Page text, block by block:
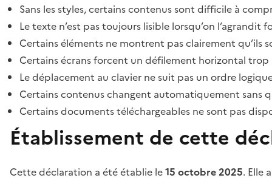
Sans les styles, certains contenus sont difficile à
Le texte n’est pas toujours lisible lorsqu’on l’agrandit
Certains éléments ne montrent pas clairement qu’ils
Certains écrans forcent un défilement horizontal
Le déplacement au clavier ne suit pas un ordre
Certains contenus changent automatiquement sans
Certains documents téléchargeables ne sont pas
Établissement de cette
Cette déclaration a été établie le15 octobre 2025. Elle